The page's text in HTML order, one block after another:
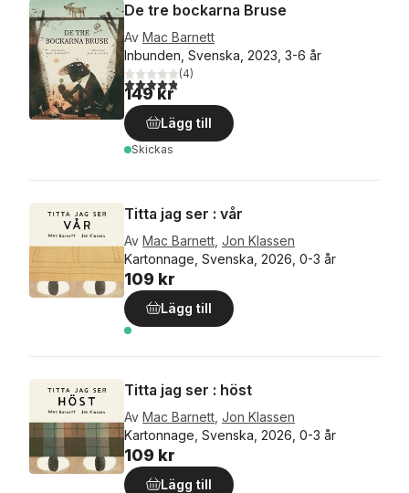
De tre bockarna Bruse
Av Mac Barnett
Inbunden, Svenska, 2023, 3-6 år
4,8utav 5 stjärnor. Totalt antal röster:
(4)
149 kr
Lägg till
Skickas
Titta jag ser : vår
Av Mac Barnett Jon Klassen
Kartonnage, Svenska, 2026, 0-3 år
109 kr
Lägg till
Titta jag ser : höst
Av Mac Barnett Jon Klassen
Kartonnage, Svenska, 2026, 0-3 år
109 kr
Lägg till